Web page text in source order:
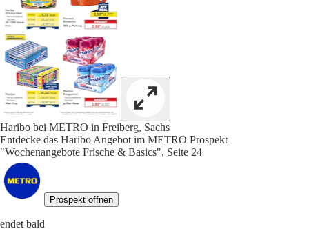
Haribo bei METRO in Freiberg, Sachs
Entdecke das Haribo Angebot im METRO Prospekt
"Wochenangebote Frische & Basics", Seite 24
Prospekt öffnen
endet bald